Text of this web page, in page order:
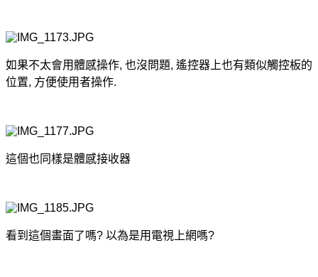
如果不太會用體感操作, 也沒問題, 遙控器上也有類似觸控板的
位置, 方便使用者操作.
這個也同樣是體感接收器
看到這個畫面了嗎? 以為是用電視上網嗎?